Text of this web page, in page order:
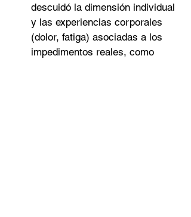
descuidó la dimensión individual
y las experiencias corporales
(dolor, fatiga) asociadas a los
impedimentos reales, como